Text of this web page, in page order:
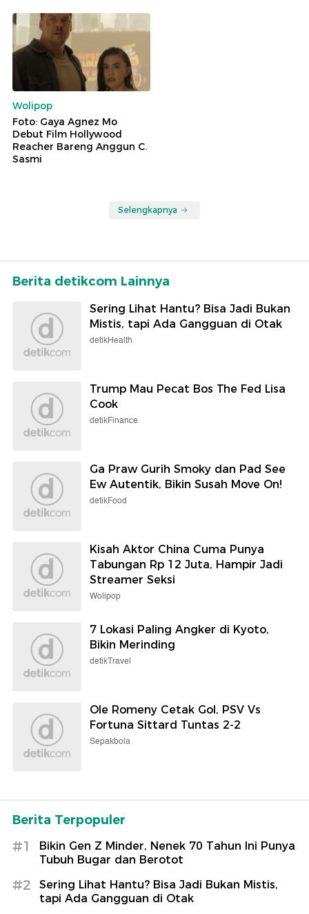
Wolipop
Foto: Gaya Agnez Mo
Debut Film Hollywood
Reacher Bareng Anggun C.
Sasmi
Selengkapnya
Berita detikcom Lainnya
Sering Lihat Hantu? Bisa Jadi Bukan
Mistis, tapi Ada Gangguan di Otak
detikHealth
Trump Mau Pecat Bos The Fed Lisa
Cook
detikFinance
Ga Praw Gurih Smoky dan Pad See
Ew Autentik, Bikin Susah Move On!
detikFood
Kisah Aktor China Cuma Punya
Tabungan Rp 12 Juta, Hampir Jadi
Streamer Seksi
Wolipop
7 Lokasi Paling Angker di Kyoto,
Bikin Merinding
detikTravel
Ole Romeny Cetak Gol, PSV Vs
Fortuna Sittard Tuntas 2-2
Sepakbola
Berita Terpopuler
#1
Bikin Gen Z Minder, Nenek 70 Tahun Ini Punya
Tubuh Bugar dan Berotot
#2
Sering Lihat Hantu? Bisa Jadi Bukan Mistis,
tapi Ada Gangguan di Otak